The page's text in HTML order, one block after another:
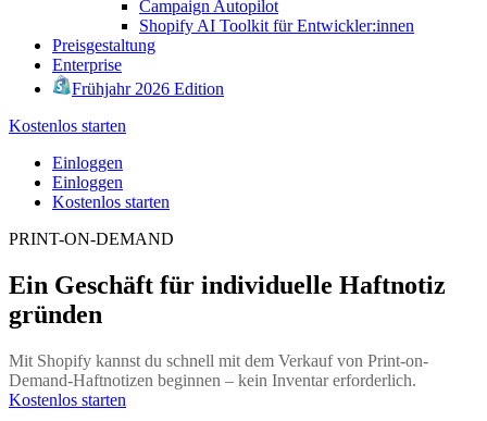
Campaign Autopilot
Shopify AI Toolkit für Entwickler:innen
Preisgestaltung
Enterprise
Frühjahr 2026 Edition
Kostenlos starten
Einloggen
Einloggen
Kostenlos starten
PRINT-ON-DEMAND
Ein Geschäft für individuelle Haftnotiz
gründen
Mit Shopify kannst du schnell mit dem Verkauf von Print-on-
Demand-Haftnotizen beginnen – kein Inventar erforderlich.
Kostenlos starten